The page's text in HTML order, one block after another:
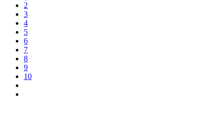
2
3
4
5
6
7
8
9
10